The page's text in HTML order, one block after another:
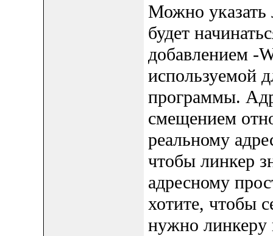
Можно указать
будет
добавлением -
используемой
программы.
смещением
реальному
чтобы линкер
адресному
хотите, чтобы
нужно линкеру